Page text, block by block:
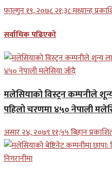
फाल्गुन १९, २०७८ २१;३८ मध्यान्ह
सर्वाधिक पढिएको
मलेसियाको विस्ट्रन कम्पनीले
पहिलो चरणमा ४५० नेपाली
असार २४, २०७९ ११;५५ बिहान